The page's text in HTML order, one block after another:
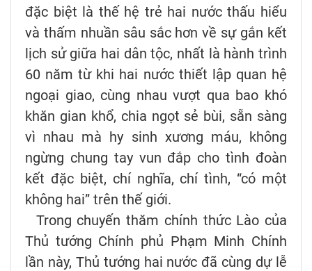
đặc biệt là thế hệ trẻ hai nước thấu hiểu
và thấm nhuần sâu sắc hơn về sự gắn kết
lịch sử giữa hai dân tộc, nhất là hành trình
60 năm từ khi hai nước thiết lập quan hệ
ngoại giao, cùng nhau vượt qua bao khó
khăn gian khổ, chia ngọt sẻ bùi, sẵn sàng
vì nhau mà hy sinh xương máu, không
ngừng chung tay vun đắp cho tình đoàn
kết đặc biệt, chí nghĩa, chí tình, “có một
không hai” trên thế giới.
Trong chuyến thăm chính thức Lào của
Thủ tướng Chính phủ Phạm Minh Chính
lần này, Thủ tướng hai nước đã cùng dự lễ